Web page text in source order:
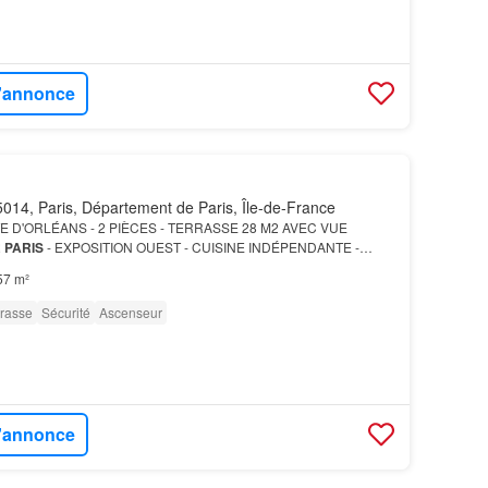
Paris, Département de Paris, Île-de-France
D'ORLÉANS - 2 PIÈCES - TERRASSE 28 M2 AVEC VUE
PARIS- EXPOSITION OUEST - CUISINE INDÉPENDANTE -
au 9e étage sur 10 avec ascenseur, il comprend: une
m²
Sécurité Ascenseur